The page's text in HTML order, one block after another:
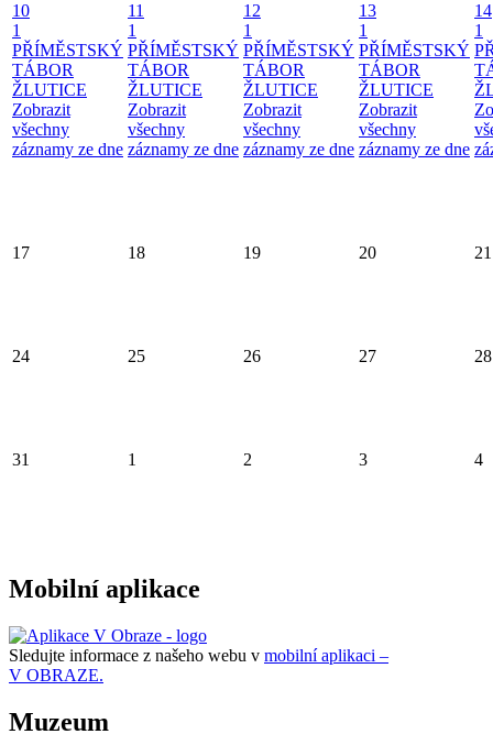
10
1
PŘÍMĚSTSKÝ
TÁBOR
ŽLUTICE
Zobrazit
všechny
záznamy ze dne
11
1
PŘÍMĚSTSKÝ
TÁBOR
ŽLUTICE
Zobrazit
všechny
záznamy ze dne
12
1
PŘÍMĚSTSKÝ
TÁBOR
ŽLUTICE
Zobrazit
všechny
záznamy ze dne
13
1
PŘÍMĚSTSKÝ
TÁBOR
ŽLUTICE
Zobrazit
všechny
záznamy ze dne
14
1
17 18 19 20 21
24 25 26 27 28
31 1 2 3 4
Mobilní aplikace
Sledujte informace z našeho webu v mobilní aplikaci –
V OBRAZE.
Muzeum